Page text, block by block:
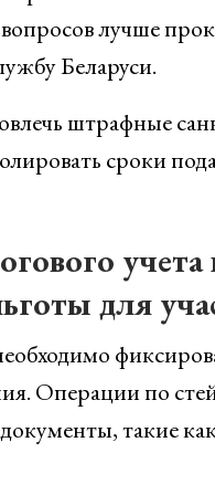
лучше
Беларуси.
штрафные
сроки
для
Операции по
такие